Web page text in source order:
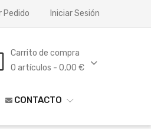
Pedido Iniciar Sesión
Carrito de compra
0 artículos - 0,00 €
CONTACTO